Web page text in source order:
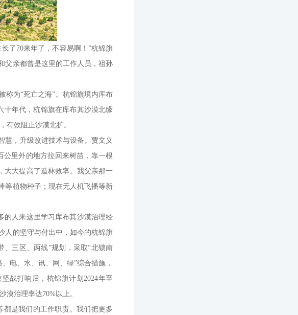
了70来年了，不容易啊！”杭锦旗
父亲都曾是这里的工作人员，祖孙
称为“死亡之海”。杭锦旗境内库布
十年代，杭锦旗在库布其沙漠北缘
有效阻止沙漠北扩。
慧，升级改进技术与设备。贾文义
公里外的地方拉回来树苗，靠一根
大大提高了造林效率。我父亲那一
等植物种子；现在无人机飞播等新
的人来这里学习库布其沙漠治理经
人的坚守与付出中，如今的杭锦旗
三区、两线”规划，采取“北锁南
电、水、讯、网、绿”综合措施，
战打响后，杭锦旗计划2024年至
漠治理率达70%以上。
都是我们的工作职责。我们把更多